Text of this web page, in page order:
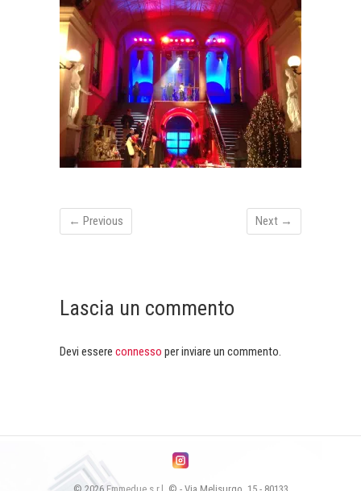
← Previous Next →
Lascia un commento
Devi essere connesso per inviare un commento.